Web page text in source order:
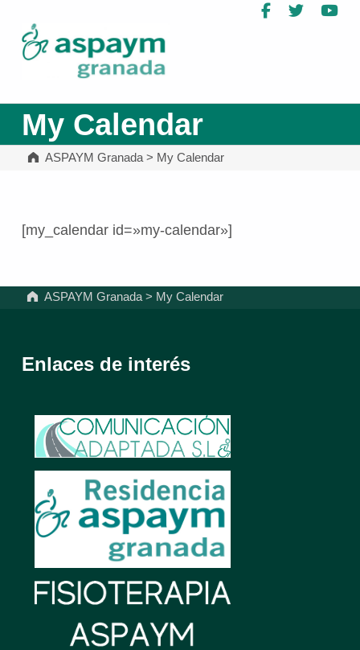
Facebook
Twitter
My Calendar
ASPAYM Granada> My Calendar
[my_calendar id=»my-calendar»]
ASPAYM Granada > My Calendar
Enlaces de interés